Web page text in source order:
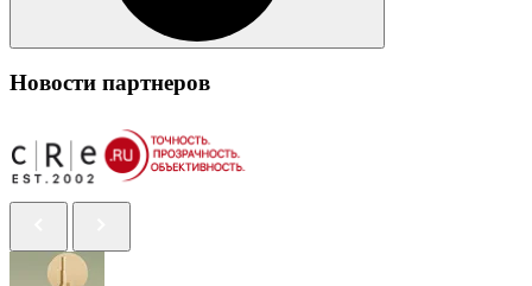
Новости партнеров